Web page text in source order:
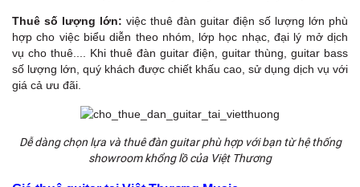
Thuê số lượng lớn: việc thuê đàn guitar điện số lượng lớn phù
hợp cho việc biểu diễn theo nhóm, lớp học nhạc, đại lý mở dịch
vụ cho thuê.... Khi thuê đàn guitar điện, guitar thùng, guitar bass
số lượng lớn, quý khách được chiết khấu cao, sử dụng dịch vụ với
giá cả ưu đãi.
Dễ dàng chọn lựa và thuê đàn guitar phù hợp với bạn từ hệ thống
showroom khổng lồ của Việt Thương